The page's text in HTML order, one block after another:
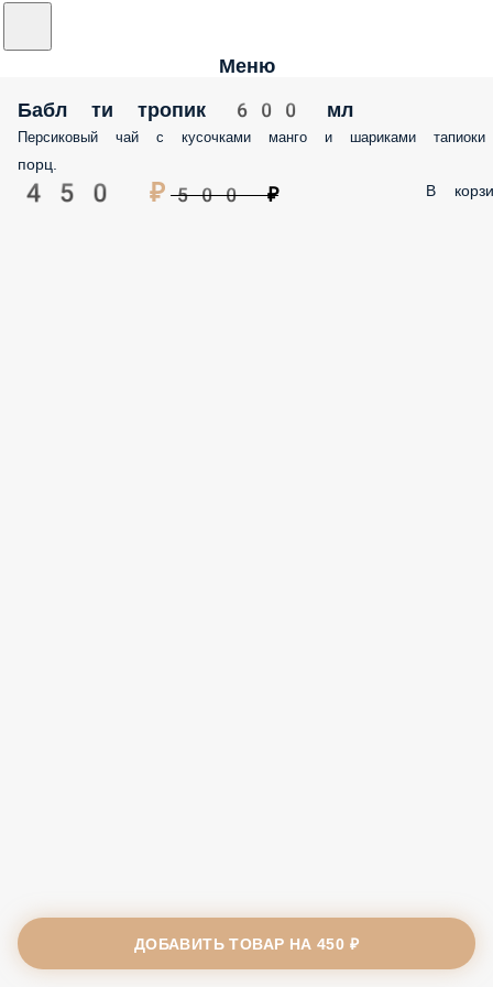
Меню
Бабл ти тропик 600 мл
Персиковый чай с кусочками манго и шариками тапиоки
порц.
450 ₽ 500 ₽ В
ДОБАВИТЬ ТОВАР НА450 ₽